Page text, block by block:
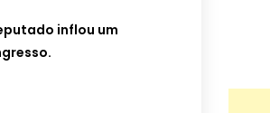
inflou um